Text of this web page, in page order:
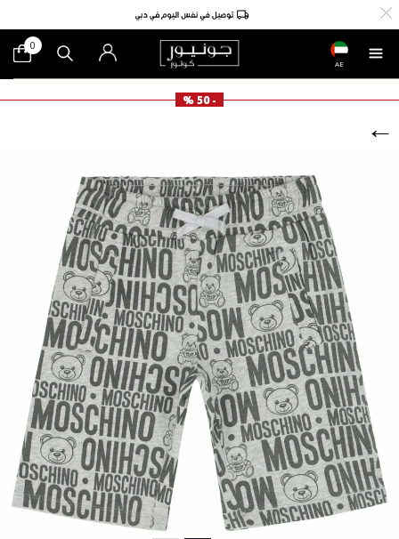
AE
0
- 50 %